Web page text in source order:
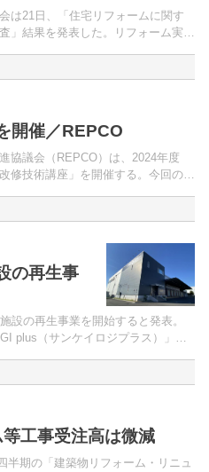
は21日、「住宅リフォームに関す
」結果を発表した。リフォーム実施
回答数1,050人...
開催／REPCO
協議会（REPCO）は、2024年度
修技術講座」を開催する。今回の講
や、同協議会が調査...
の再生事
設の再生事業を開始すると発表。
plus（サンケイロジプラス）」を
工事受注高は微減
半期の「建築物リフォーム・リニュ